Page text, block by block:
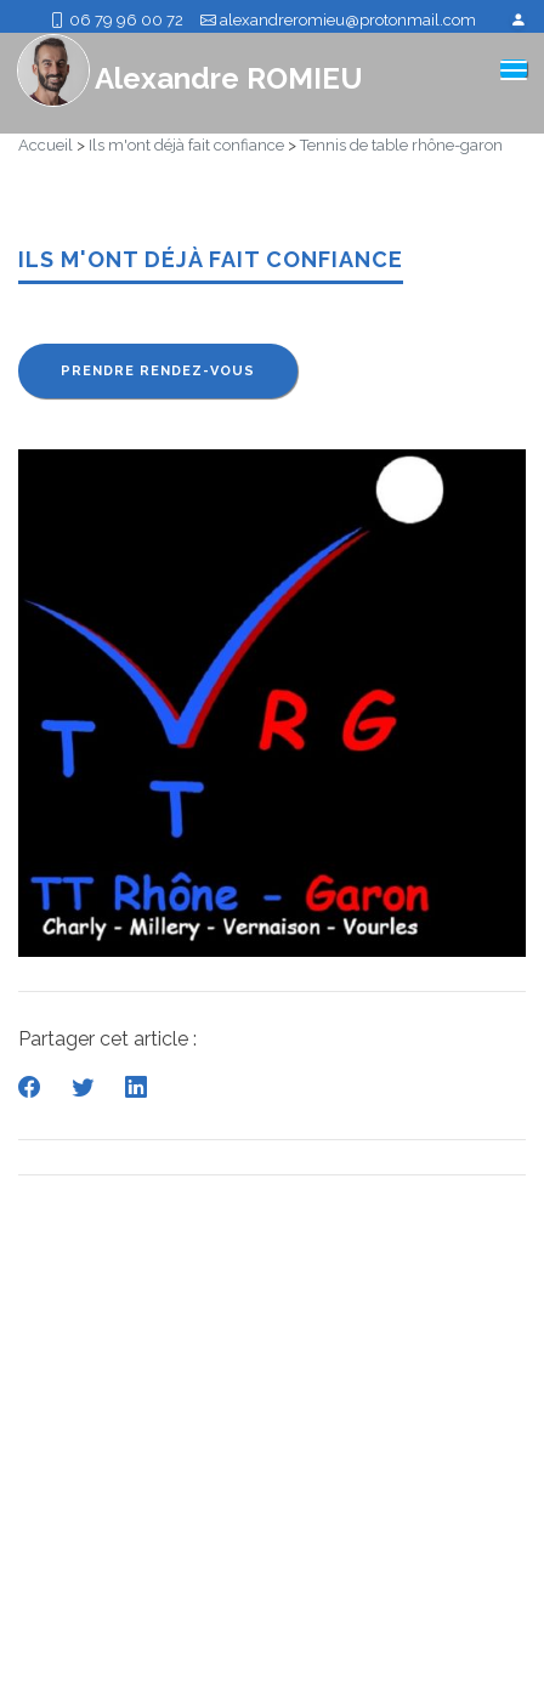
06 79 96 00 72 alexandreromieu@protonmail.com
Alexandre ROMIEU
Accueil > Ils m'ont déjà fait confiance >Tennis de table rhône-garon
ILS M'ONT DÉJÀ FAIT CONFIANCE
PRENDRE RENDEZ-VOUS
Partager cet article :